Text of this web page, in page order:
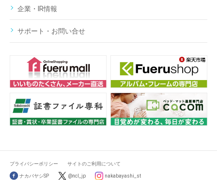
企業・IR情報
サポート・お問い合せ
プライバシーポリシー サイトのご利用について
ナカバヤシSP @ncl_jp nakabayashi_st